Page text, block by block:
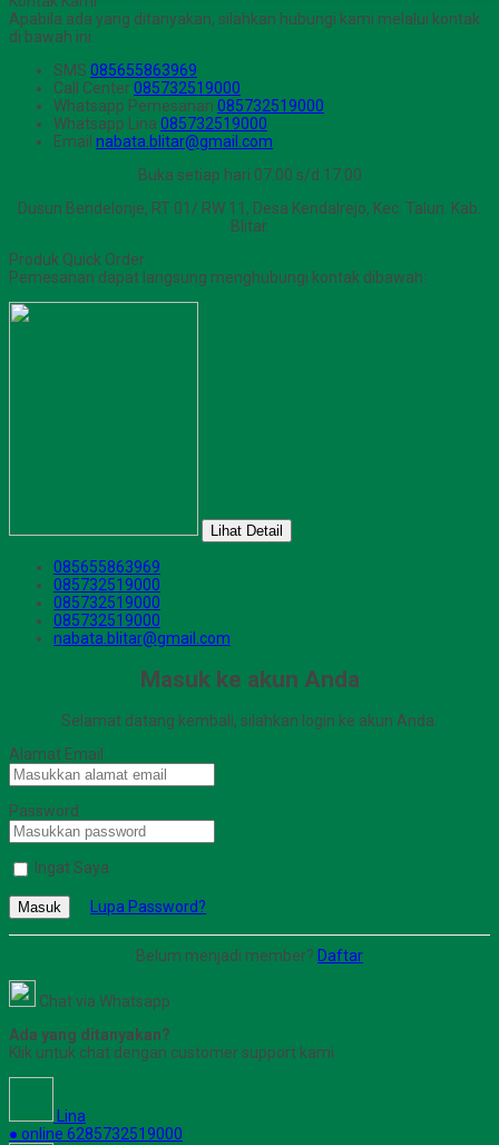
Apabila ada yang ditanyakan, silahkan hubungi kami melalui kontak
di bawah ini.
SMS 085655863969
Call Center085732519000
Whatsapp Pemesanan 085732519000
Whatsapp Lina 085732519000
Email nabata.blitar@gmail.com
Buka setiap hari 07.00 s/d 17.00
Dusun Bendelonje, RT 01/ RW 11, Desa Kendalrejo, Kec. Talun. Kab.
Blitar.
Produk Quick Order
Pemesanan dapat langsung menghubungi kontak dibawah:
Lihat Detail
085655863969
085732519000
085732519000
085732519000
nabata.blitar@gmail.com
Masuk ke akun Anda
Selamat datang kembali, silahkan login ke akun Anda.
Alamat Email
Password
Ingat Saya
Masuk Lupa Password?
Belum menjadi member? Daftar
Chat via Whatsapp
Ada yang ditanyakan?
Klik untuk chat dengan customer support kami
Lina
● online 6285732519000